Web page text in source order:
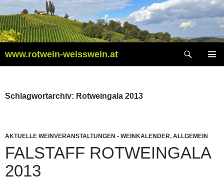
Inhalt
springen
www.rotwein-weisswein.at
Schlagwortarchiv: Rotweingala 2013
AKTUELLE WEINVERANSTALTUNGEN - WEINKALENDER, ALLGEMEIN
FALSTAFF ROTWEINGALA
2013